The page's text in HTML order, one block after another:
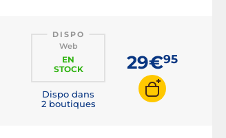
DISPO
Web
EN
STOCK
Dispo dans
2 boutiques
29€95